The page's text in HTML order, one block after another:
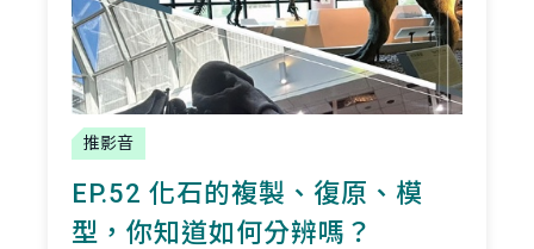
推影音
EP.52 化石的複製、復原、模
型，你知道如何分辨嗎？